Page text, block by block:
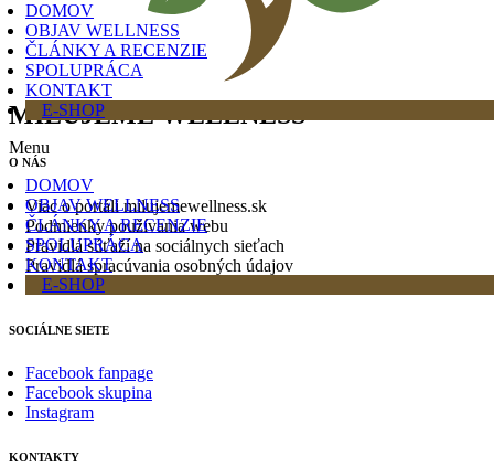
DOMOV
OBJAV WELLNESS
ČLÁNKY A RECENZIE
SPOLUPRÁCA
KONTAKT
E-SHOP
Menu
DOMOV
OBJAV WELLNESS
ČLÁNKY A RECENZIE
SPOLUPRÁCA
KONTAKT
E-SHOP
MILUJEME WELLNESS
O NÁS
Viac o portáli milujemewellness.sk
Podmienky používania webu
Pravidlá súťaží na sociálnych sieťach
Pravidlá spracúvania osobných údajov
Cookies
SOCIÁLNE SIETE
Facebook fanpage
Facebook skupina
Instagram
KONTAKTY